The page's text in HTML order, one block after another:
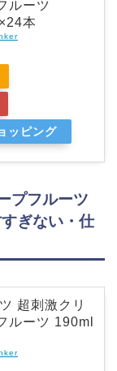
ルーツ
本
ッピング
プフルーツ
ぎない・仕
超刺激クリ
ルーツ 190ml